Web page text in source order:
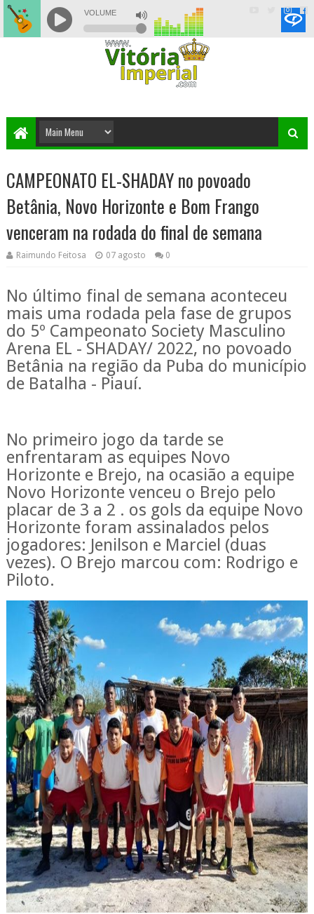
CAMPEONATO EL-SHADAY no povoado
Betânia, Novo Horizonte e Bom Frango
venceram na rodada do final de semana
Raimundo Feitosa 07 agosto 0
No último final de semana aconteceu
mais uma rodada pela fase de grupos
do 5º Campeonato Society Masculino
Arena EL - SHADAY/ 2022, no povoado
Betânia na região da Puba do município
de Batalha - Piauí.
No primeiro jogo da tarde se
enfrentaram as equipes Novo
Horizonte e Brejo, na ocasião a equipe
Novo Horizonte venceu o Brejo pelo
placar de 3 a 2 . os gols da equipe Novo
Horizonte foram assinalados pelos
jogadores: Jenilson e Marciel (duas
vezes). O Brejo marcou com: Rodrigo e
Piloto.